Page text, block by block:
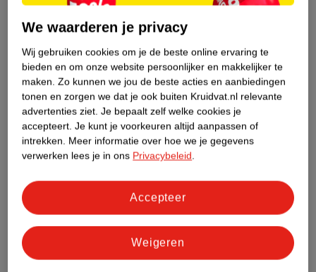
Over dit product
Etiketinformatie
Nature Impact Score
Rood (-) = hoge impact op het milieu.
Groen (+) = lage impact op het milieu.
Gebaseerd op wereldwijde
gemiddelden.
Nature Impact Score: 51%
Vrouwelijke Hygiëne gemiddelde: 40%
We waarderen je privacy
Wij gebruiken cookies om je de beste online ervaring te
bieden en om onze website persoonlijker en makkelijker te
maken. Zo kunnen we jou de beste acties en aanbiedingen
tonen en zorgen we dat je ook buiten Kruidvat.nl relevante
advertenties ziet. Je bepaalt zelf welke cookies je
accepteert. Je kunt je voorkeuren altijd aanpassen of
intrekken. Meer informatie over hoe we je gegevens
verwerken lees je in ons Privacybeleid.
Weigeren
Accepteer